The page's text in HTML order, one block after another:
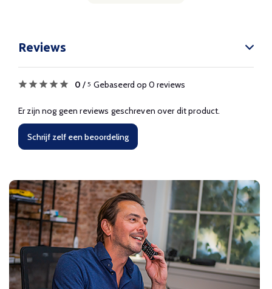
Reviews
0 / 5 Gebaseerd op 0 reviews
Er zijn nog geen reviews geschreven over dit product.
Schrijf zelf een beoordeling